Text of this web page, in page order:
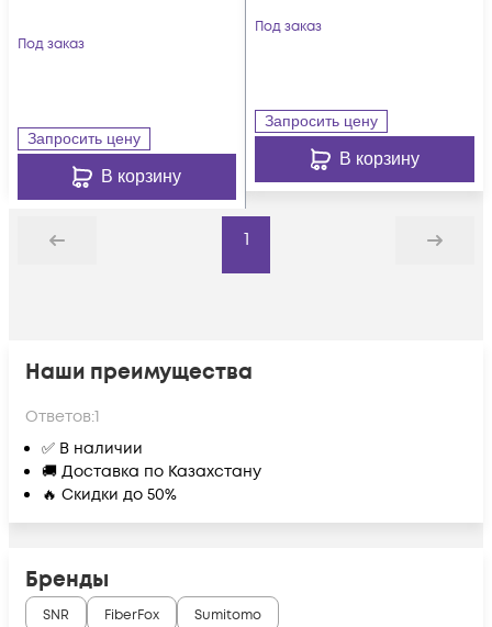
Под заказ
Запросить цену
В корзину
Под заказ
Запросить цену
В корзину
Назад
1
Дальше
Наши преимущества
Ответов:1
✅ В наличии
🚚 Доставка по Казахстану
🔥 Скидки до 50%
Бренды
SNR FiberFox Sumitomo